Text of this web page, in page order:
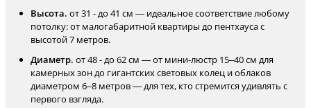
Высота. от 31 - до 41 см — идеальное соответствие любому
потолку: от малогабаритной квартиры до пентхауса с
высотой 7 метров.
Диаметр. от 48 - до 62 см — от мини-люстр 15–40 см для
камерных зон до гигантских световых колец и облаков
диаметром 6–8 метров — для тех, кто стремится удивлять с
первого взгляда.